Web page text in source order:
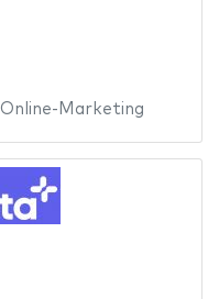
Online-Marketing